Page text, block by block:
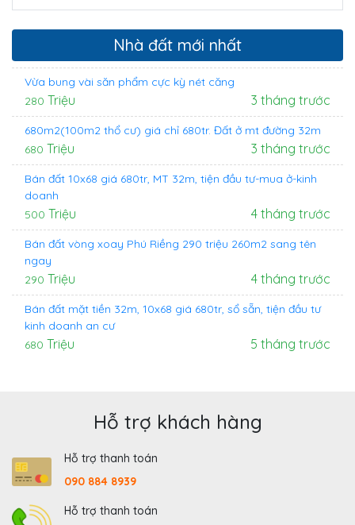
Nhà đất mới nhất
Vừa bung vài săn phẩm cực kỳ nét căng
280 Triệu 3 tháng trước
680m2(100m2 thổ cư) giá chỉ 680tr. Đất ở mt đường 32m
680 Triệu 3 tháng trước
Bán đất 10x68 giá 680tr, MT 32m, tiện đầu tư-mua ở-kinh
doanh
500 Triệu 4 tháng trước
Bán đất vòng xoay Phú Riềng 290 triệu 260m2 sang tên
ngay
290 Triệu 4 tháng trước
Bán đất mặt tiền 32m, 10x68 giá 680tr, sổ sẵn, tiện đầu tư
kinh doanh an cư
680 Triệu 5 tháng trước
Hỗ trợ khách hàng
Hỗ trợ thanh toán
090 884 8939
Hỗ trợ thanh toán